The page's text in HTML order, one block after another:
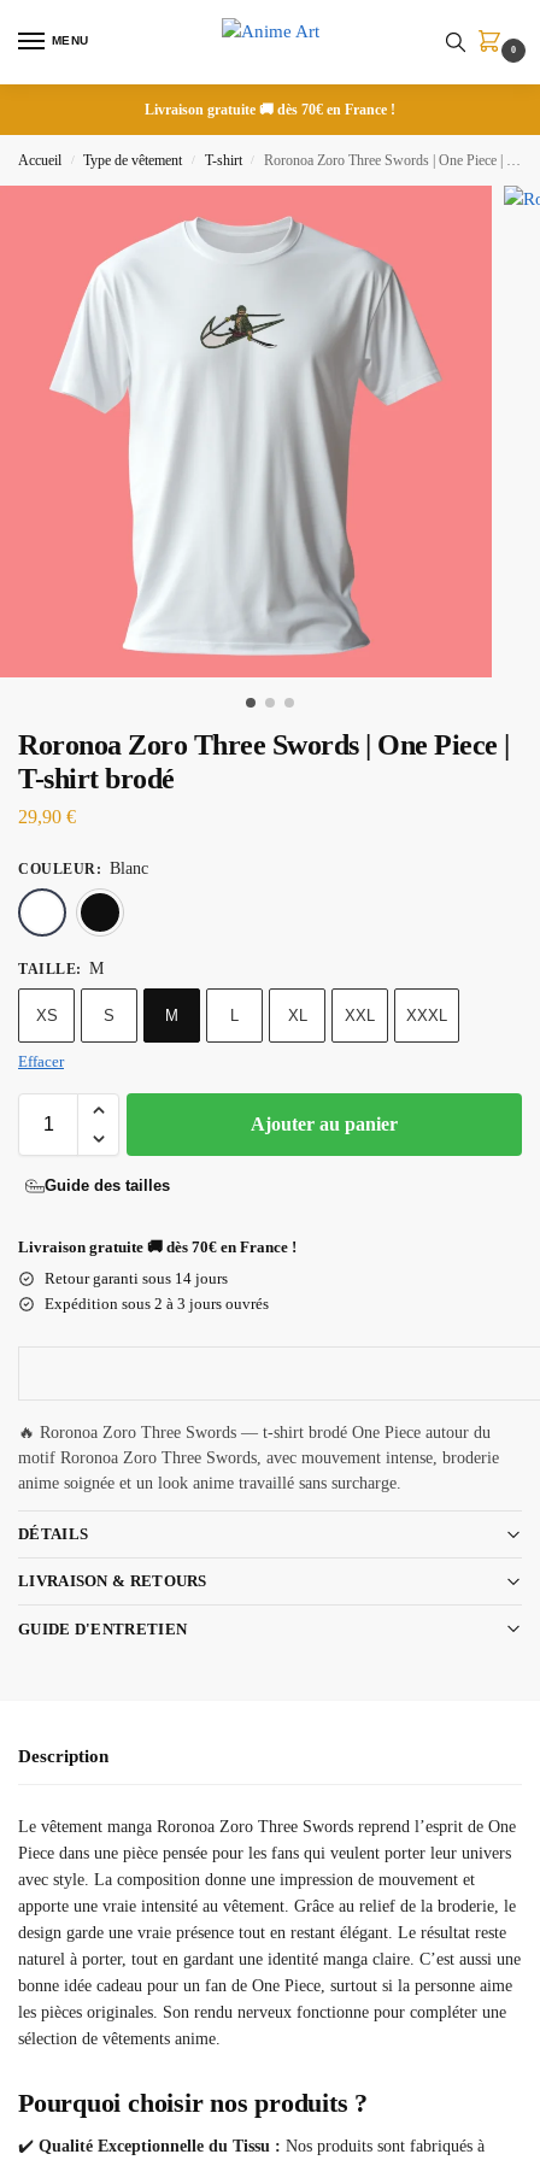
MENU
0
Livraison gratuite 🚚 dès 70€ en France !
Accueil / Type de vêtement / T-shirt / Roronoa Zoro Three Swords | One Piece | T-shirt brodé
Roronoa Zoro Three Swords | One Piece |
T-shirt brodé
29,90 €
COULEUR : Blanc
TAILLE: M
XS S M L XL XXL XXXL
Effacer
Ajouter au panier
Guide des tailles
Livraison gratuite 🚚 dès 70€ en France !
Retour garanti sous 14 jours
Expédition sous 2 à 3 jours ouvrés
🔥 Roronoa Zoro Three Swords — t-shirt brodé One Piece autour du
motif Roronoa Zoro Three Swords, avec mouvement intense, broderie
anime soignée et un look anime travaillé sans surcharge.
DÉTAILS
LIVRAISON & RETOURS
GUIDE D'ENTRETIEN
Description
Le vêtement manga Roronoa Zoro Three Swords reprend l’esprit de One
Piece dans une pièce pensée pour les fans qui veulent porter leur univers
avec style. La composition donne une impression de mouvement et
apporte une vraie intensité au vêtement. Grâce au relief de la broderie, le
design garde une vraie présence tout en restant élégant. Le résultat reste
naturel à porter, tout en gardant une identité manga claire. C’est aussi une
bonne idée cadeau pour un fan de One Piece, surtout si la personne aime
les pièces originales. Son rendu nerveux fonctionne pour compléter une
sélection de vêtements anime.
Pourquoi choisir nos produits ?
✔️ Qualité Exceptionnelle du Tissu : Nos produits sont fabriqués à